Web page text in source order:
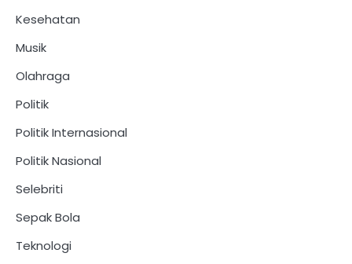
Kesehatan
Musik
Olahraga
Politik
Politik Internasional
Politik Nasional
Selebriti
Sepak Bola
Teknologi